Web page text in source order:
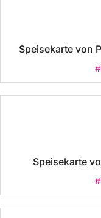
Speisekarte von
Speisekarte